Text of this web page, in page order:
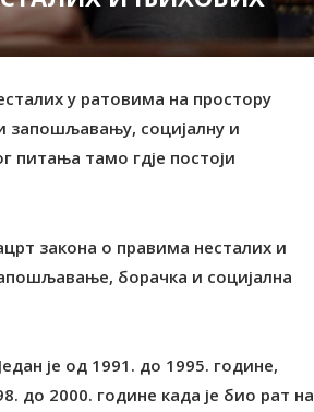
у ратовима на простору
запошљавању, социјалну и
питања тамо гдје постоји
закона о правима несталих и
борачка и социјална
је од 1991. до 1995. године,
до 2000. године када је био рат на